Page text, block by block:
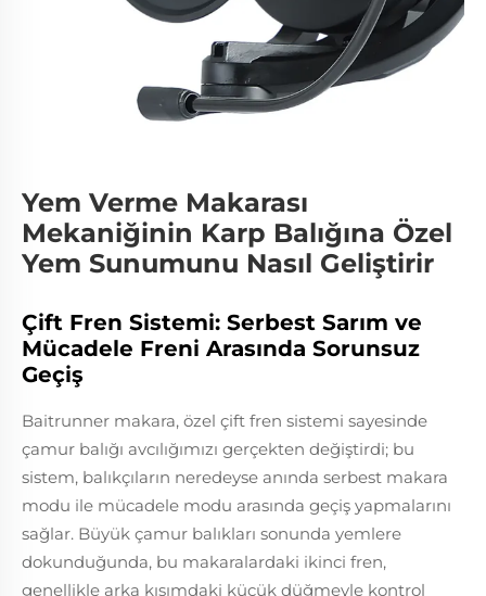
Yem Verme Makarası
Mekaniğinin Karp Balığına Özel
Yem Sunumunu Nasıl Geliştirir
Çift Fren Sistemi: Serbest Sarım ve
Mücadele Freni Arasında Sorunsuz
Geçiş
Baitrunner makara, özel çift fren sistemi sayesinde
çamur balığı avcılığımızı gerçekten değiştirdi; bu
sistem, balıkçıların neredeyse anında serbest makara
modu ile mücadele modu arasında geçiş yapmalarını
sağlar. Büyük çamur balıkları sonunda yemlere
dokunduğunda, bu makaralardaki ikinci fren,
genellikle arka kısımdaki küçük düğmeyle kontrol